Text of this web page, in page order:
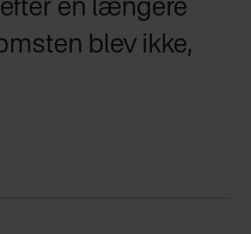
en længere
blev ikke,